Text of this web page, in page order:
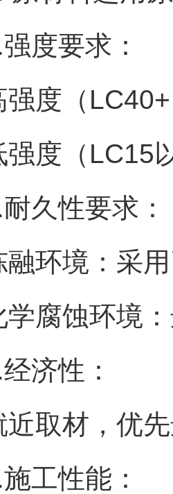
要求：
度（LC40+
度（LC15以
性要求：
环境：采用
腐蚀环境：
济性：
取材，优先
性能：